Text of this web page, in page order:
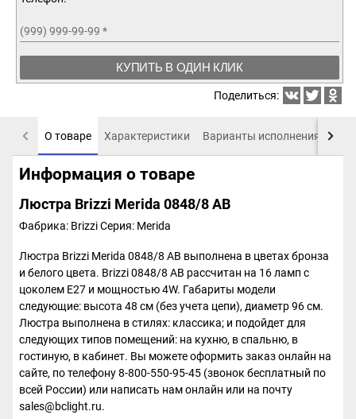
(999) 999-99-99 *
КУПИТЬ В ОДИН КЛИК
Поделиться:
О товаре Характеристики Варианты исполнения
Информация о товаре
Люстра Brizzi Merida 0848/8 AB
Фабрика: BrizziСерия: Merida
Люстра Brizzi Merida 0848/8 AB выполнена в цветах бронза
и белого цвета. Brizzi 0848/8 AB рассчитан на 16 ламп с
цоколем E27 и мощностью 4W. Габариты модели
следующие: высота 48 см (без учета цепи), диаметр 96 см.
Люстра выполнена в стилях: классика; и подойдет для
следующих типов помещений: на кухню, в спальню, в
гостиную, в кабинет. Вы можете оформить заказ онлайн на
сайте, по телефону 8-800-550-95-45 (звонок бесплатный по
всей России) или написать нам онлайн или на почту
sales@bclight.ru.